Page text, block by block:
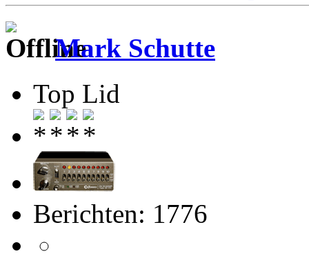
Mark Schutte
Top Lid
Berichten: 1776